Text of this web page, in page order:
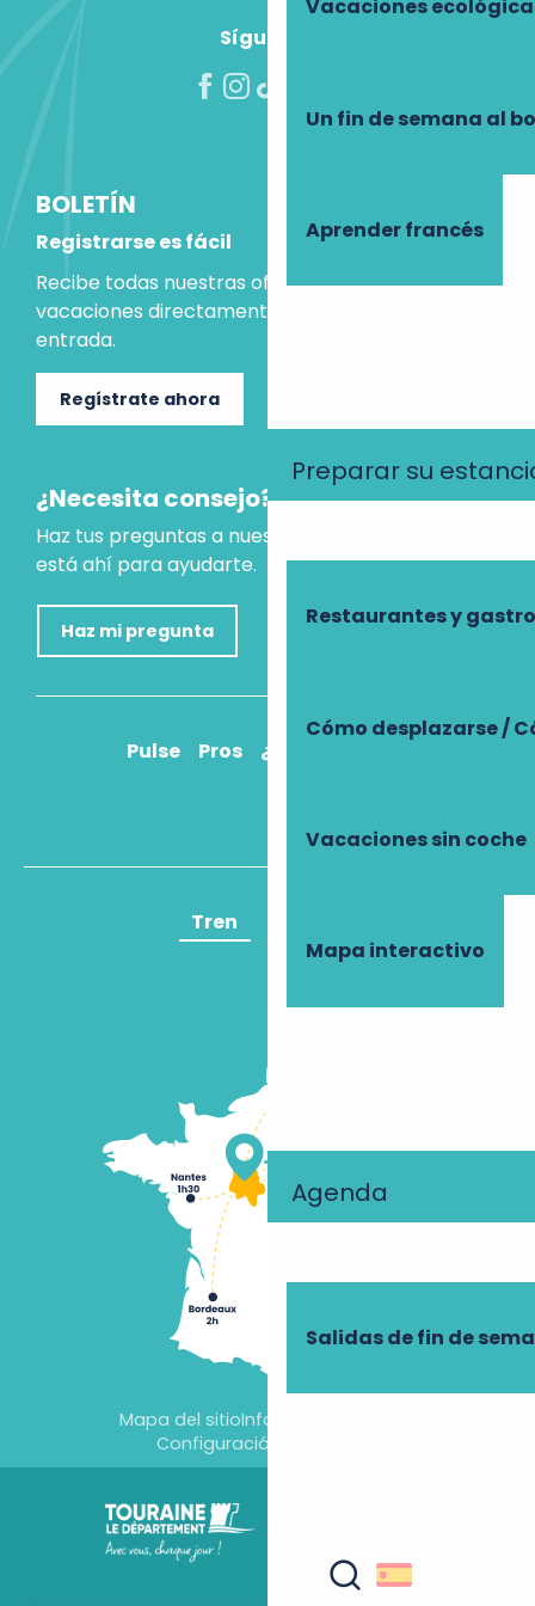
Vacaciones
Un fin de semana al
Aprender francés
Preparar su
Restaurantes y
Cómo desplazarse /
Vacaciones sin coche
Mapa interactivo
Agenda
Salidas de fin de
Síguenos
BOLETÍN
Registrarse es fácil
Recibe todas nuestras ofertas e ideas para las
vacaciones directamente en tu bandeja de
entrada.
Regístrate ahora
¿Necesita consejo?
Haz tus preguntas a nuestro asistente virtual, que
está ahí para ayudarte.
Haz mi pregunta
Pulse Pros ¿Cómo llegar?
Tren
Mapa del sitioInformación jurídica
Configuración de cookies